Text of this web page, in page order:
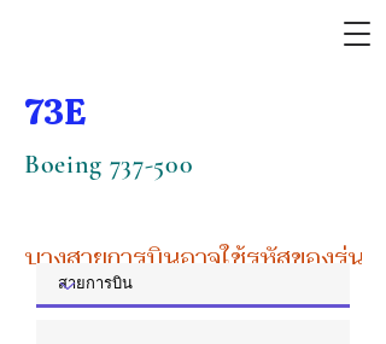
73E
Boeing 737-500
บางสายการบินอาจใช้รหัสของรุ่น